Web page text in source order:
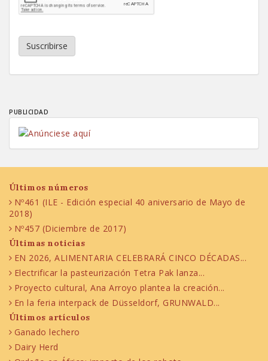
Suscribirse
PUBLICIDAD
Últimos números
Nº461 (ILE - Edición especial 40 aniversario de Mayo de
2018)
Nº457 (Diciembre de 2017)
Últimas noticias
EN 2026, ALIMENTARIA CELEBRARÁ CINCO DÉCADAS...
Electrificar la pasteurización Tetra Pak lanza...
Proyecto cultural, Ana Arroyo plantea la creación...
En la feria interpack de Düsseldorf, GRUNWALD...
Últimos artículos
Ganado lechero
Dairy Herd